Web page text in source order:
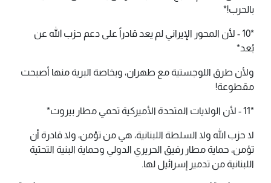
بالحرب!*
*10 - لأن المحور الإيراني لم يعد قادراً على دعم حزب الله عن
بُعد*
ولأن طرق اللوجستية مع طهران، وبخاصة البرية منها أصبحت
مقطوعة!
*11 - لأن الولايات المتحدة الأميركية تحمي مطار بيروت*
لا حزب الله ولا السلطة اللبنانية، هي من تؤمن، ولا قادرة أن
تؤمن، حماية مطار رفيق الحريري الدولي وحماية البنية التحتية
اللبنانية من تدمير إسرائيل لها.